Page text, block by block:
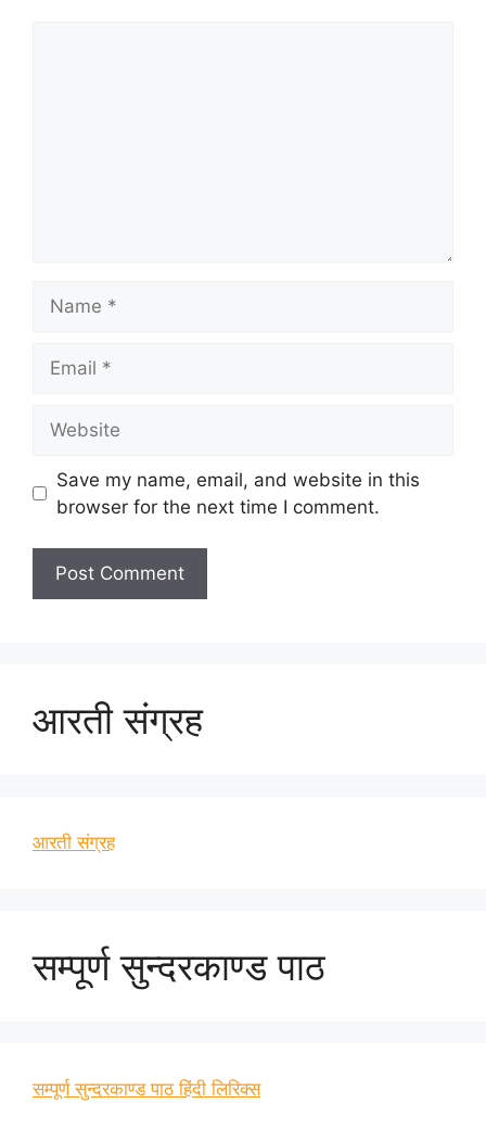
Save my name, email, and website in this
browser for the next time I comment.
आरती संग्रह
आरती संग्रह
सम्पूर्ण सुन्दरकाण्ड पाठ
सम्पूर्ण सुन्दरकाण्ड पाठ हिंदी लिरिक्स